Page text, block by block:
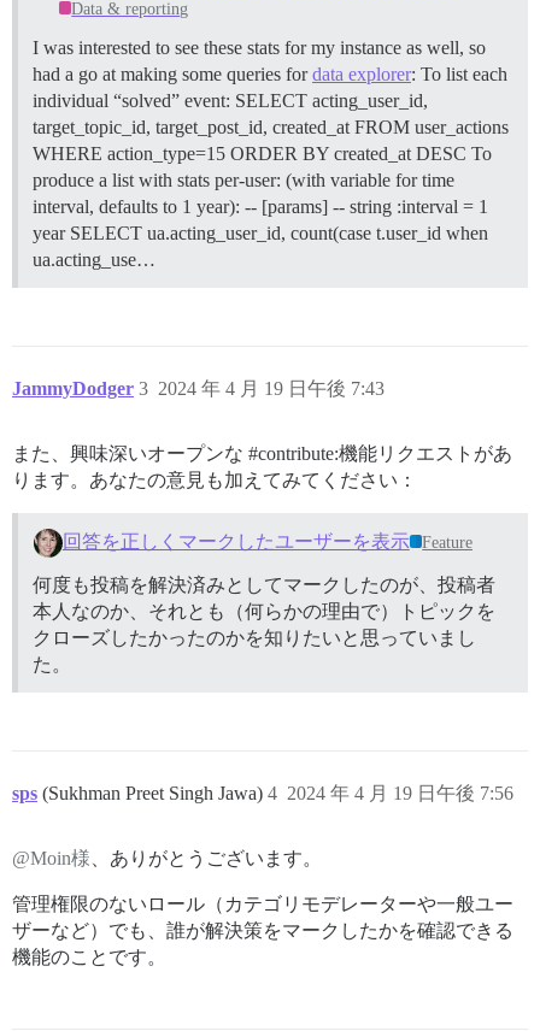
Data & reporting
I was interested to see these stats for my instance as well, so
had a go at making some queries fordata explorer: To list each
individual “solved” event: SELECT acting_user_id,
target_topic_id, target_post_id, created_at FROM user_actions
WHERE action_type=15 ORDER BY created_at DESC To
produce a list with stats per-user: (with variable for time
interval, defaults to 1 year): -- [params] -- string :interval = 1
year SELECT ua.acting_user_id, count(case t.user_id when
ua.acting_use…
JammyDodger 2024 年 4 月 19 日午後 7:43
3
また、興味深いオープンな #contribute:機能リクエストがあ
ります。あなたの意見も加えてみてください ：
回答を正しくマークしたユーザーを表示 Feature
何度も投稿を解決済みとしてマークしたのが、投稿者
本人なのか、それとも（何らかの理由で）トピックを
クローズしたかったのかを知りたいと思っていまし
た。
sps (Sukhman Preet Singh Jawa) 2024 年 4 月 19 日午後 7:56
4
@Moin様 、ありがとうございます。
管理権限のないロール（カテゴリモデレーターや一般ユー
ザーなど）でも、誰が解決策をマークしたかを確認できる
機能のことです。